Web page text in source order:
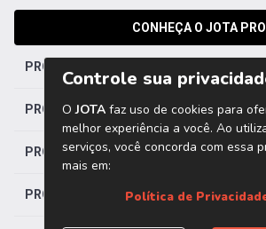
CONHEÇA O JOTA PRO
PRO PODER
PRO TRIBUTOS
PRO TRABALHISTA
PRO SAÚDE